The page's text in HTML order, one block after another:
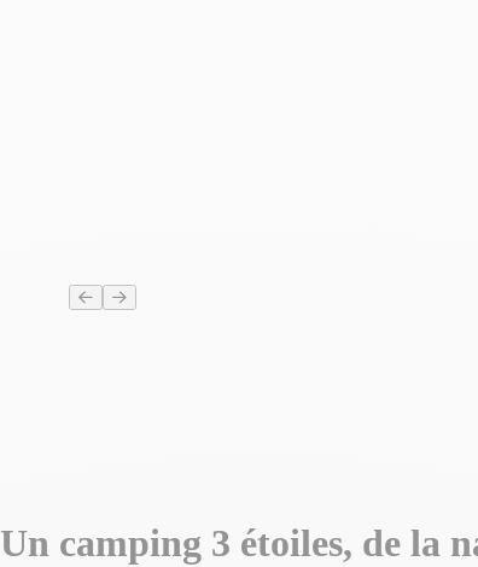
Un camping 3 étoiles, de la